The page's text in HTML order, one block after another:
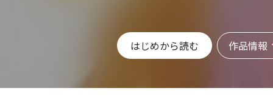
はじめから読む 作品情報